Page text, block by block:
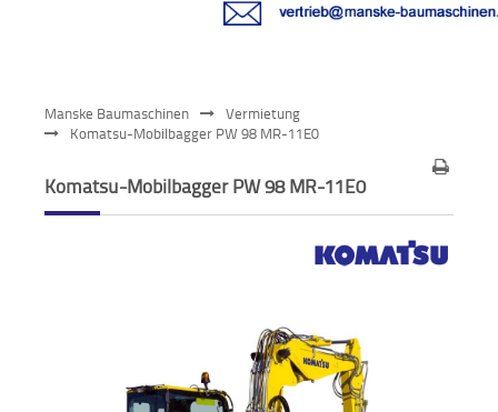
Kommunaltechnik
Anbaugeräte
Manske Baumaschinen
Vermietung
Komatsu-Mobilbagger PW 98 MR-11E0
Komatsu-Mobilbagger PW 98 MR-11E0